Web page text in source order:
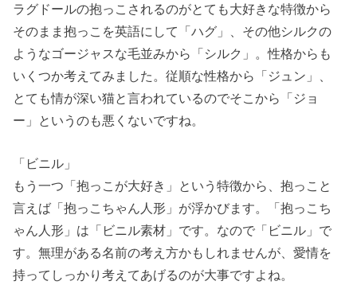
ラグドールの抱っこされるのがとても大好きな特徴から
そのまま抱っこを英語にして「ハグ」、その他シルクの
ようなゴージャスな毛並みから「シルク」。性格からも
いくつか考えてみました。従順な性格から「ジュン」、
とても情が深い猫と言われているのでそこから「ジョ
ー」というのも悪くないですね。
「ビニル」
もう一つ「抱っこが大好き」という特徴から、抱っこと
言えば「抱っこちゃん人形」が浮かびます。「抱っこち
ゃん人形」は「ビニル素材」です。なので「ビニル」で
す。無理がある名前の考え方かもしれませんが、愛情を
持ってしっかり考えてあげるのが大事ですよね。